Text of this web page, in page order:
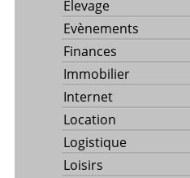
Elevage
Evènements
Finances
Immobilier
Internet
Location
Logistique
Loisirs